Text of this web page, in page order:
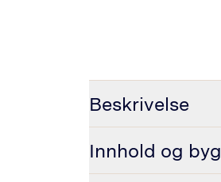
Beskrivelse
Innhold og